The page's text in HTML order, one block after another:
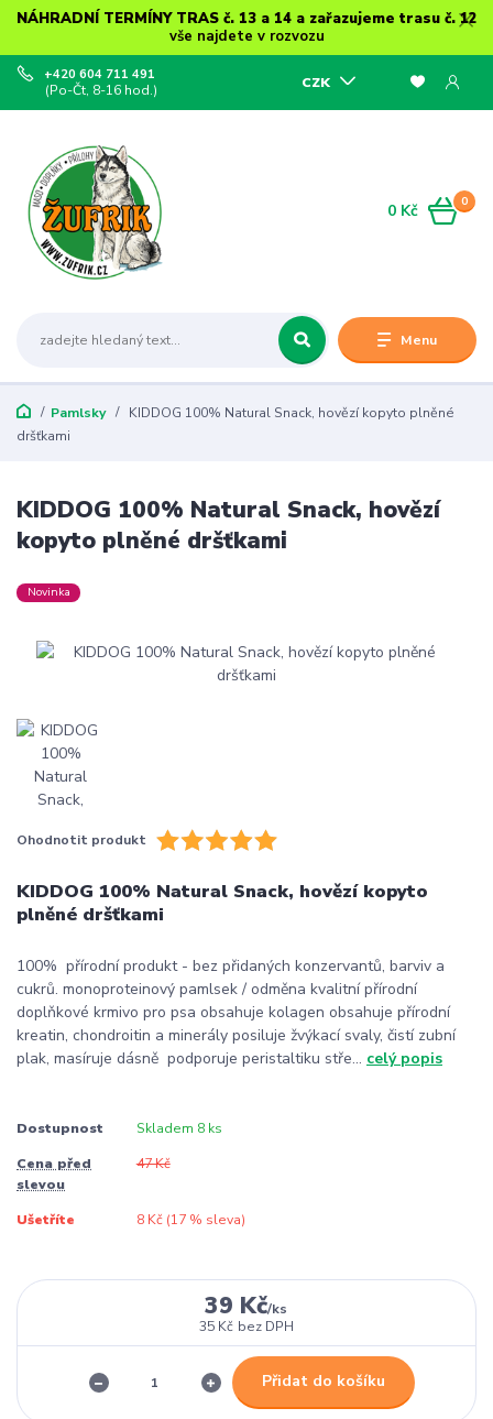
NÁHRADNÍ TERMÍNY TRAS č. 13 a 14 a zařazujeme trasu č. 12
vše najdete v rozvozu
Menu
CZK
+420 604 711 491
(Po-Čt, 8-16 hod.)
0
0 Kč
Pamlsky
KIDDOG 100% Natural Snack, hovězí kopyto plněné
dršťkami
KIDDOG 100% Natural Snack, hovězí
kopyto plněné dršťkami
Novinka
Ohodnotit produkt
KIDDOG 100% Natural Snack, hovězí kopyto
plněné dršťkami
100% přírodní produkt - bez přidaných konzervantů, barviv a
cukrů. monoproteinový pamlsek / odměna kvalitní přírodní
doplňkové krmivo pro psa obsahuje kolagen obsahuje přírodní
kreatin, chondroitin a minerály posiluje žvýkací svaly, čistí zubní
plak, masíruje dásně podporuje peristaltiku stře... celý popis
Dostupnost Skladem 8 ks
Cena před
slevou
47 Kč
Ušetříte 8 Kč (17% sleva)
39 Kč/ks
35 Kč bez DPH
Přidat do košíku